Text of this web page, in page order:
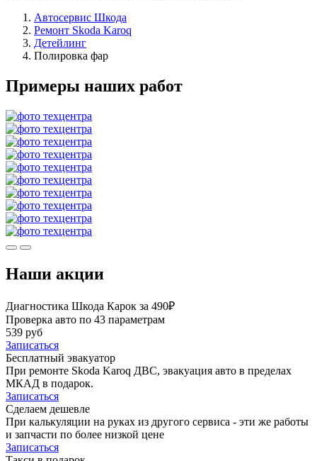
Автосервис Шкода
Ремонт Skoda Karoq
Детейлинг
Полировка фар
Примеры наших работ
Наши акции
Диагностика Шкода Карок за 490₽
Проверка авто по 43 параметрам
539 руб
Записаться
Бесплатный эвакуатор
При ремонте Skoda Karoq ДВС, эвакуация авто в пределах
МКАД в подарок.
Записаться
Сделаем дешевле
При калькуляции на руках из другого сервиса - эти же работы
и запчасти по более низкой цене
Записаться